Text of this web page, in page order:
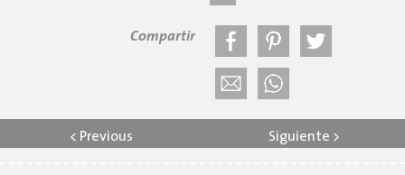
Compartir
< Previous Siguiente >